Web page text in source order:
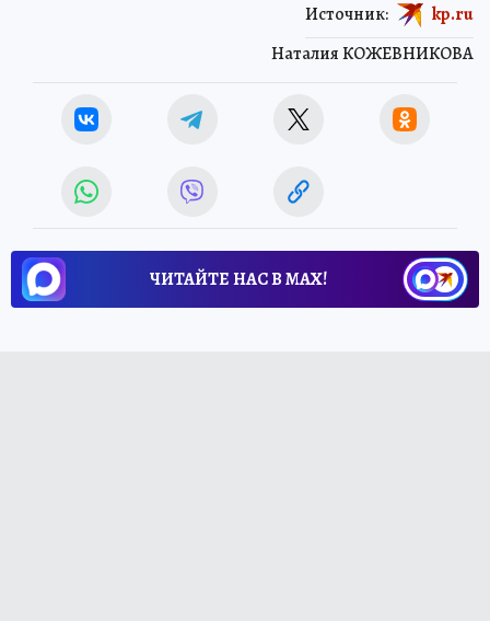
Наталия КОЖЕВНИКОВА
Источник: kp.ru
ЧИТАЙТЕ НАС В МАХ!